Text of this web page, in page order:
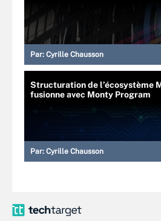
Par: Cyrille Chausson
Structuration de l’écosystème
fusionne avec Monty Program
Par: Cyrille Chausson